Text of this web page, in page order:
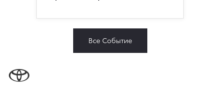
Все Событие